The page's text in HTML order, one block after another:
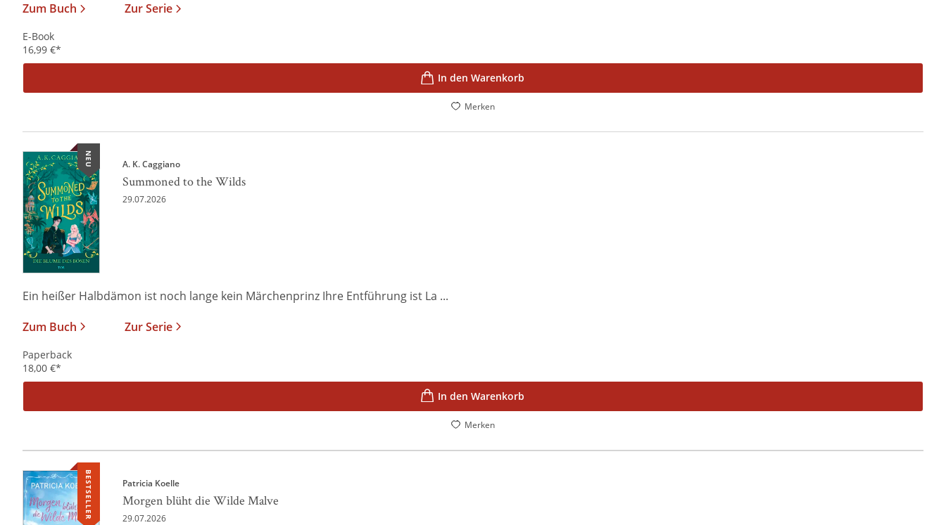
Zum Buch
Zur Serie
E-Book
16,99 €*
In den Warenkorb
Merken
NEU A. K. Caggiano
Summoned to the Wilds
29.07.2026
Ein heißer Halbdämon ist noch lange kein Märchenprinz Ihre Entführung ist La ...
Zum Buch
Zur Serie
Paperback
18,00 €*
In den Warenkorb
Merken
BESTSELLER Patricia Koelle
Morgen blüht die Wilde Malve
29.07.2026